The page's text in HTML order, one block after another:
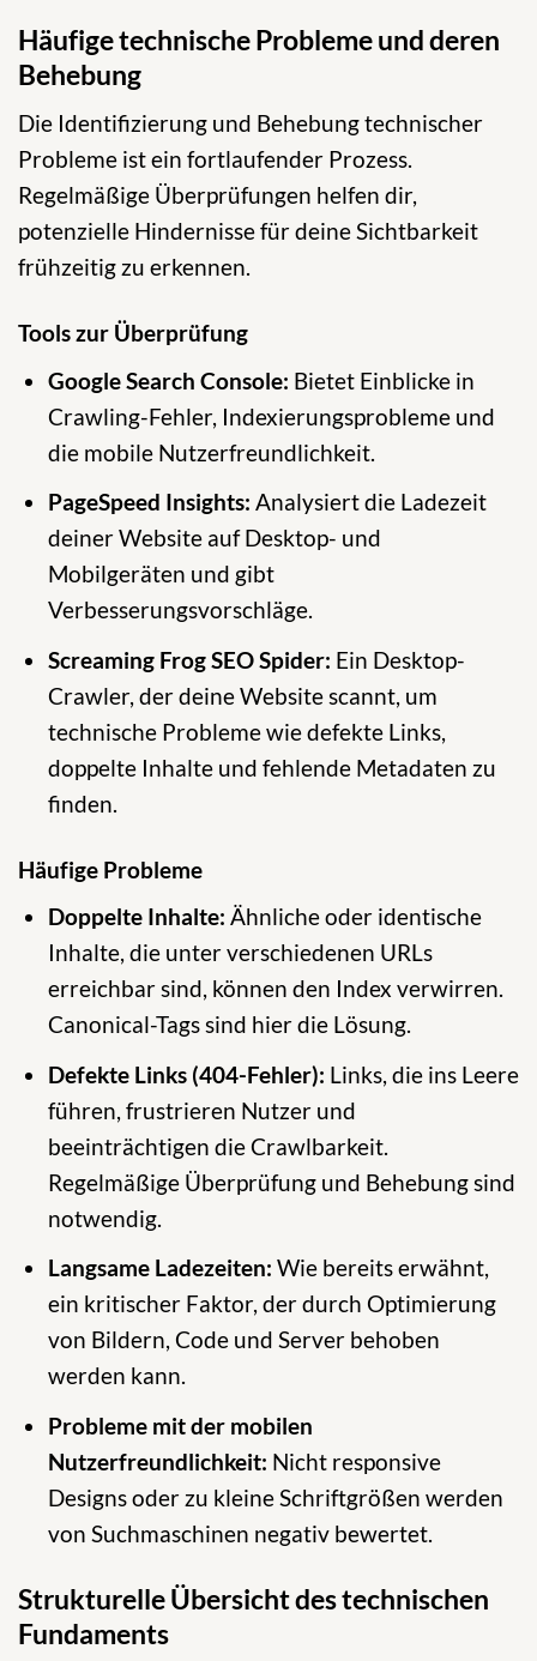
Häufige technische Probleme und deren
Behebung
Die Identifizierung und Behebung technischer
Probleme ist ein fortlaufender Prozess.
Regelmäßige Überprüfungen helfen dir,
potenzielle Hindernisse für deine Sichtbarkeit
frühzeitig zu erkennen.
Tools zur Überprüfung
Google Search Console: Bietet Einblicke in
Crawling-Fehler, Indexierungsprobleme und
die mobile Nutzerfreundlichkeit.
PageSpeed Insights: Analysiert die Ladezeit
deiner Website auf Desktop- und
Mobilgeräten und gibt
Verbesserungsvorschläge.
Screaming Frog SEO Spider: Ein Desktop-
Crawler, der deine Website scannt, um
technische Probleme wie defekte Links,
doppelte Inhalte und fehlende Metadaten zu
finden.
Häufige Probleme
Doppelte Inhalte: Ähnliche oder identische
Inhalte, die unter verschiedenen URLs
erreichbar sind, können den Index verwirren.
Canonical-Tags sind hier die Lösung.
Defekte Links (404-Fehler): Links, die ins Leere
führen, frustrieren Nutzer und
beeinträchtigen die Crawlbarkeit.
Regelmäßige Überprüfung und Behebung sind
notwendig.
Langsame Ladezeiten: Wie bereits erwähnt,
ein kritischer Faktor, der durch Optimierung
von Bildern, Code und Server behoben
werden kann.
Probleme mit der mobilen
Nutzerfreundlichkeit: Nicht responsive
Designs oder zu kleine Schriftgrößen werden
von Suchmaschinen negativ bewertet.
Strukturelle Übersicht des technischen
Fundaments